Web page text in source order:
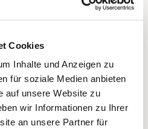
Cookies
Inhalte und Anzeigen zu
für soziale Medien anbieten
auf unsere Website zu
wir Informationen zu Ihrer
an unsere Partner für